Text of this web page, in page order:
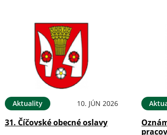
Aktuality 10. JÚN 2026
31. Číčovské obecné oslavy